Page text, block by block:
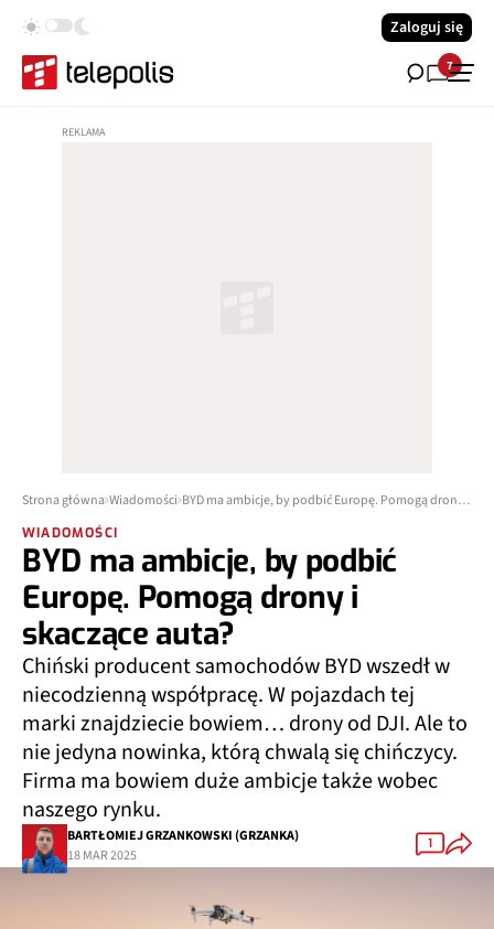
Zaloguj się
7
Strona główna Wiadomości BYD ma ambicje, by podbić Europę. Pomogą drony i skaczące auta?
WIADOMOŚCI
BYD ma ambicje, by podbić
Europę. Pomogą drony i
skaczące auta?
Chiński producent samochodów BYD wszedł w
niecodzienną współpracę. W pojazdach tej
marki znajdziecie bowiem… drony od DJI. Ale to
nie jedyna nowinka, którą chwalą się chińczycy.
Firma ma bowiem duże ambicje także wobec
naszego rynku.
BARTŁOMIEJ GRZANKOWSKI (GRZANKA)
18 MAR 2025
1